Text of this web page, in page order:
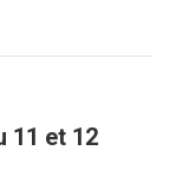
11 et 12